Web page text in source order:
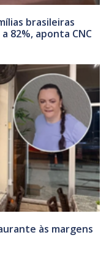
brasileiras
82%, aponta CNC
às margens